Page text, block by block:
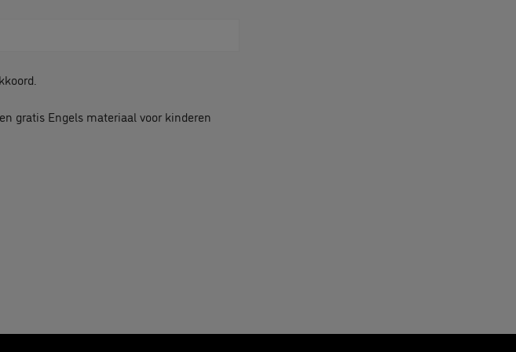
gratis Engels materiaal voor kinderen